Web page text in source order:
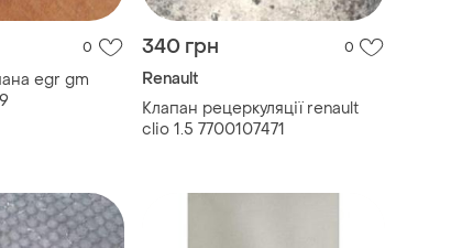
0
egr gm
340 грн 0
Renault
Клапан рецеркуляції renault
clio 1.5 7700107471